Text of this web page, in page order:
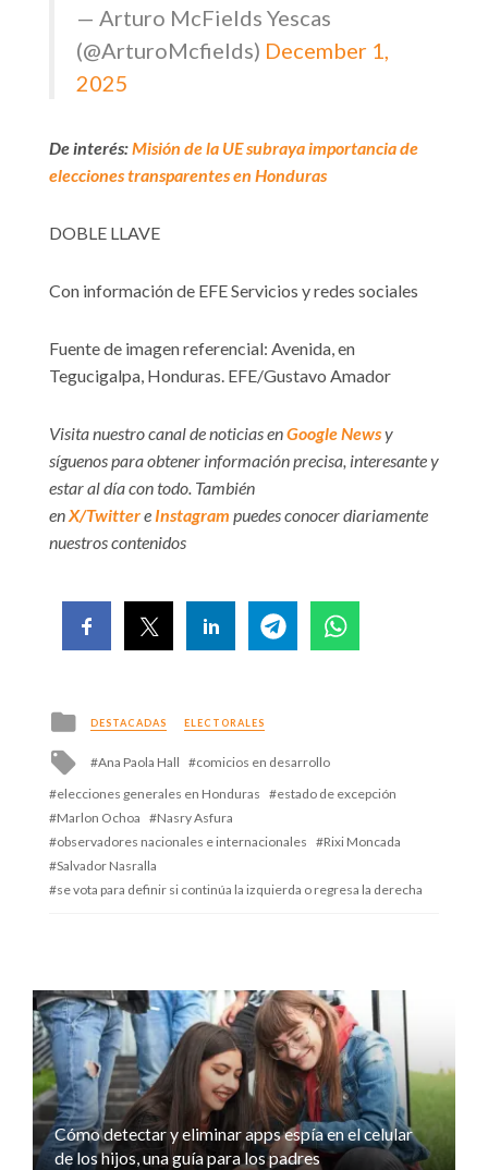
— Arturo McFields Yescas
(@ArturoMcfields) December 1,
2025
De interés:Misión de la UE subraya importancia de
elecciones transparentes en Honduras
DOBLE LLAVE
Con información de EFE Servicios y redes sociales
Fuente de imagen referencial: Avenida, en
Tegucigalpa, Honduras. EFE/Gustavo Amador
Visita nuestro canal de noticias enGoogle Newsy
síguenos para obtener información precisa, interesante y
estar al día con todo. También
enX/Twittere Instagram puedes conocer diariamente
nuestros contenidos
Posted
in
DESTACADAS ELECTORALES
Tagged
Ana Paola Hall
comicios en desarrollo
elecciones generales en Honduras
estado de excepción
Marlon Ochoa
Nasry Asfura
observadores nacionales e internacionales
Rixi Moncada
Salvador Nasralla
se vota para definir si continúa la izquierda o regresa la derecha
Cómo detectar y eliminar apps espía en el celular
de los hijos, una guía para los padres